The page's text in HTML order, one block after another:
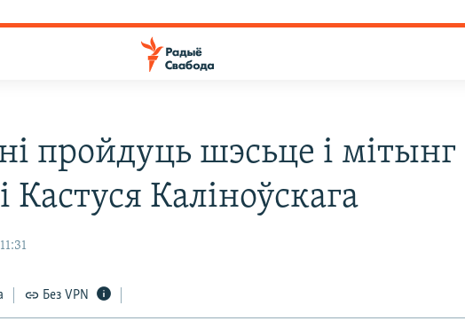
пройдуць шэсьце і мітынг
Кастуся Каліноўскага
Без VPN